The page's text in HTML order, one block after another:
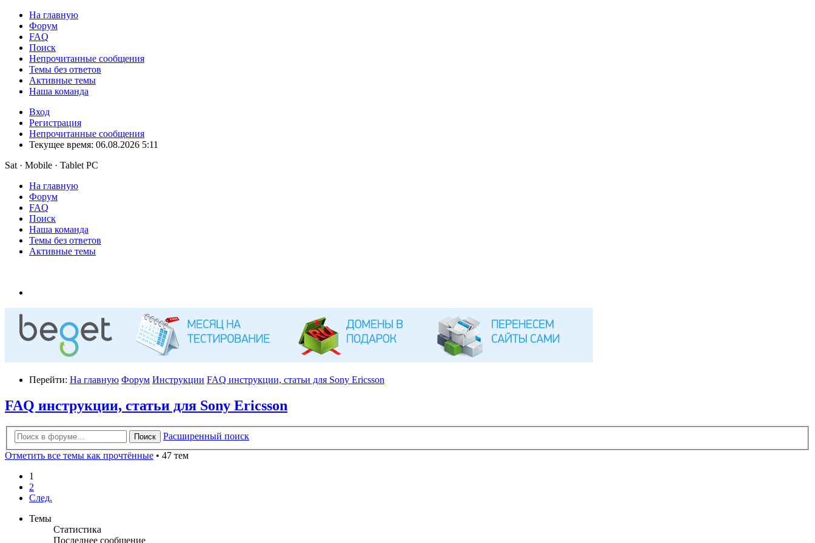
На главную
Форум
FAQ
Поиск
Непрочитанные сообщения
Темы без ответов
Активные темы
Наша команда
Вход
Регистрация
Непрочитанные сообщения
Текущее время: 06.08.2026 5:11
Sat · Mobile · Tablet PC
На главную
Форум
FAQ
Поиск
Наша команда
Темы без ответов
Активные темы
Перейти: На главную Форум Инструкции FAQ инструкции, статьи для Sony Ericsson
FAQ инструкции, статьи для Sony Ericsson
Поиск
Расширенный поиск
Отметить все темы как прочтённые • 47 тем
1
2
След.
Темы
Статистика
Последнее сообщение